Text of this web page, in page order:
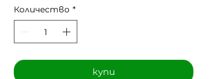
Количество *
купи